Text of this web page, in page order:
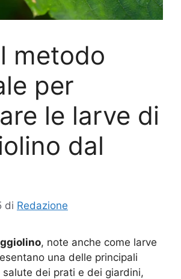
metodo
per
le larve di
dal
di Redazione
, note anche come larve
una delle principali
salute dei prati e dei giardini,